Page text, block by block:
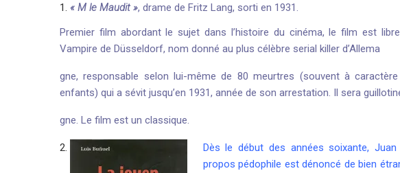
« M le Maudit », drame de Fritz Lang, sorti en 1931.
Premier film abordant le sujet dans l’histoire du cinéma, le film est
Vampire de Düsseldorf, nom donné au plus célèbre serial killer d’Allema
gne, responsable selon lui-même de 80 meurtres (souvent à
enfants) qui a sévit jusqu’en 1931, année de son arrestation. Il sera
gne. Le film est un classique.
Dès le début des années soixante,
propos pédophile est dénoncé de bien